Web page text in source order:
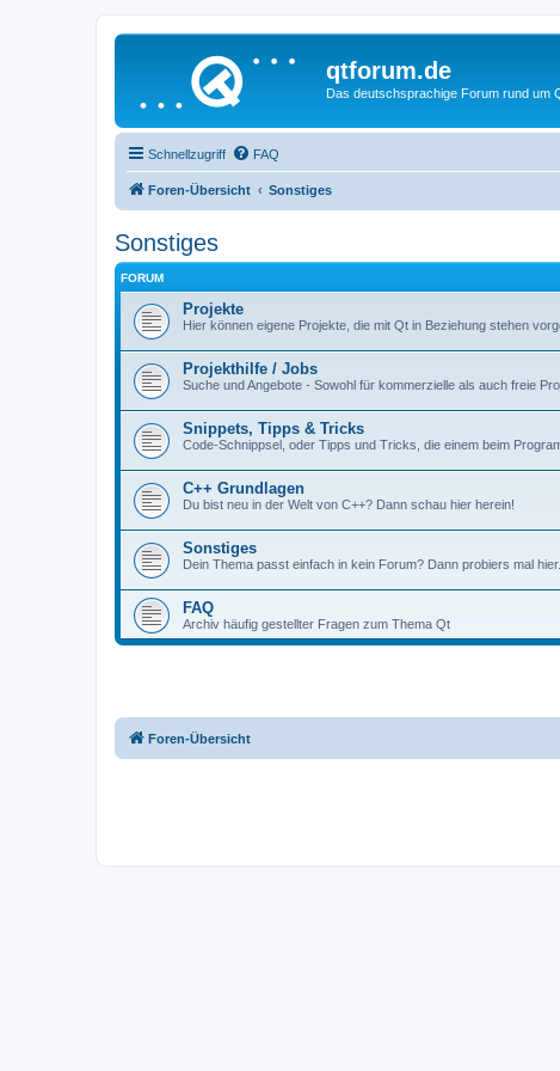
qtforum.de
Das deutschsprachige Forum rund um
Schnellzugriff FAQ
Foren-Übersicht Sonstiges
Sonstiges
FORUM
Projekte
Hier können eigene Projekte, die mit Qt in Beziehung stehen
Projekthilfe / Jobs
Suche und Angebote - Sowohl für kommerzielle als auch freie
Snippets, Tipps & Tricks
Code-Schnippsel, oder Tipps und Tricks, die einem beim
C++ Grundlagen
Du bist neu in der Welt von C++? Dann schau hier herein!
Sonstiges
Dein Thema passt einfach in kein Forum? Dann probiers mal hier.
FAQ
Archiv häufig gestellter Fragen zum Thema Qt
Foren-Übersicht